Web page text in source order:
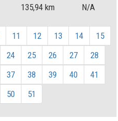
135,94 km N/A
11 12 13 14
15
24 25 26 27
28
37 38 39 40
41
50 51